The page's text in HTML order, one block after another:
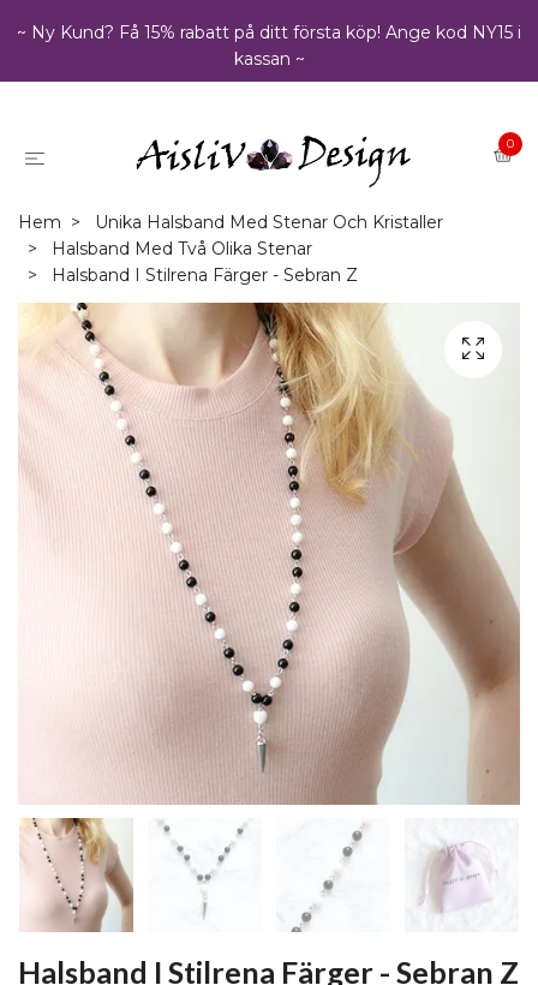
~ Ny Kund? Få 15% rabatt på ditt första köp! Ange kod NY15 i
kassan ~
0
Hem
Unika Halsband Med Stenar Och Kristaller
Halsband Med Två Olika Stenar
Halsband I Stilrena Färger - Sebran Z
Halsband I Stilrena Färger - Sebran Z